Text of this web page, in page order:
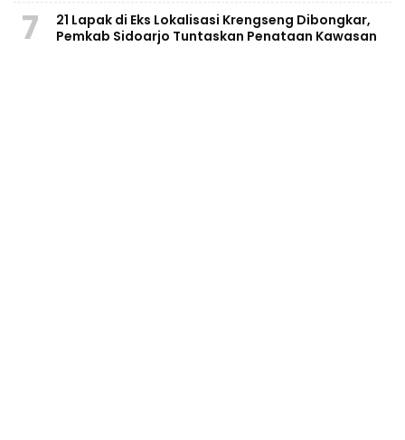
7
21 Lapak di Eks Lokalisasi Krengseng Dibongkar,
Pemkab Sidoarjo Tuntaskan Penataan Kawasan